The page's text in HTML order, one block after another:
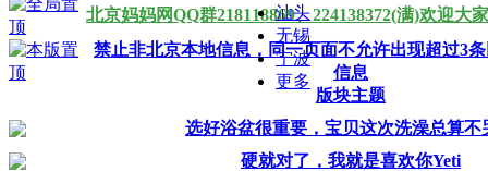
汕头
无锡
宁波
更多
北京妈妈网QQ群218118869、224138372(满)欢迎大
禁止非北京本地信息，同一页面不允许出现超过3
信息
版块主题
选好浴盆很重要，宝贝这次洗澡总算不
硬就对了，我就是喜欢你Yeti